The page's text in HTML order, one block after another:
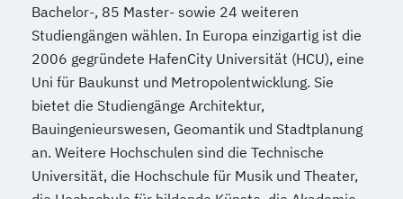
Bachelor-, 85 Master- sowie 24 weiteren
Studiengängen wählen. In Europa einzigartig ist die
2006 gegründete HafenCity Universität (HCU), eine
Uni für Baukunst und Metropolentwicklung. Sie
bietet die Studiengänge Architektur,
Bauingenieurswesen, Geomantik und Stadtplanung
an. Weitere Hochschulen sind die Technische
Universität, die Hochschule für Musik und Theater,